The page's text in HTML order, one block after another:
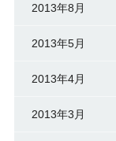
2013年8月
2013年5月
2013年4月
2013年3月